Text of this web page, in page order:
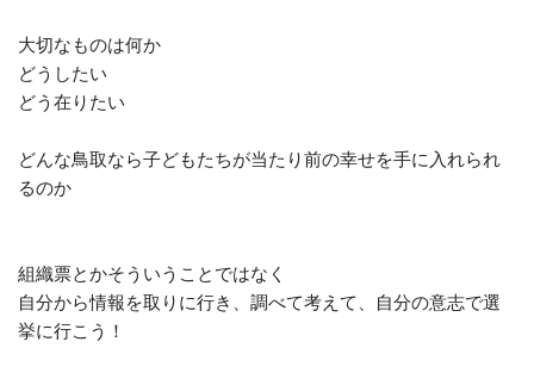
大切なものは何か
どうしたい
どう在りたい
どんな鳥取なら子どもたちが当たり前の幸せを手に入れられ
るのか
組織票とかそういうことではなく
自分から情報を取りに行き、調べて考えて、自分の意志で選
挙に行こう！